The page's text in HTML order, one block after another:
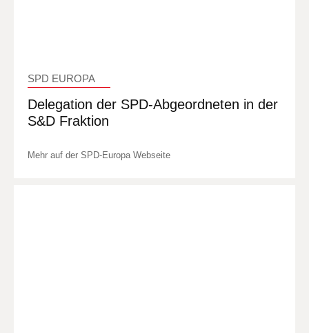
SPD EUROPA
Delegation der SPD-Abgeordneten in der
S&D Fraktion
Mehr auf der SPD-Europa Webseite